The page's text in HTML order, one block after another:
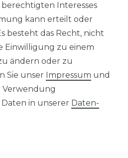
Interesses
kann erteilt oder
besteht das Recht, nicht
Einwilligung zu einem
ändern oder zu
Sie unser Impressum und
Verwendung
in unserer Daten­